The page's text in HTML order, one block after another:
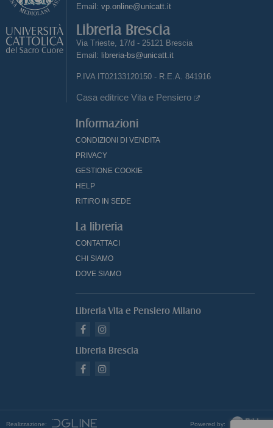
Email: vp.online@unicatt.it
Libreria Brescia
Via Trieste, 17/d - 25121 Brescia
Email: libreria-bs@unicatt.it
P.IVA IT02133120150 - R.E.A. 841916
Casa editrice Vita e Pensiero
Informazioni
CONDIZIONI DI VENDITA
PRIVACY
GESTIONE COOKIE
HELP
RITIRO IN SEDE
La libreria
CONTATTACI
CHI SIAMO
DOVE SIAMO
Libreria Vita e Pensiero Milano
Libreria Brescia
Realizzazione: Powered by: